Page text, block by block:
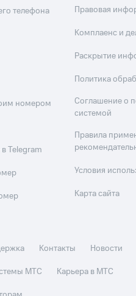
телефона
номером
Telegram
Правовая
Комплаенс и
Раскрытие
Политика
Соглашение о
системой
Правила
Условия
Карта сайта
Контакты Новости
МТС
Карьера в МТС